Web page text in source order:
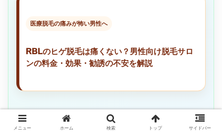
医療脱毛の痛みが怖い男性へ
RBLのヒゲ脱毛は痛くない？男性向け脱毛サロ
ンの料金・効果・勧誘の不安を解説
メニュー ホーム 検索 トップ サイドバー